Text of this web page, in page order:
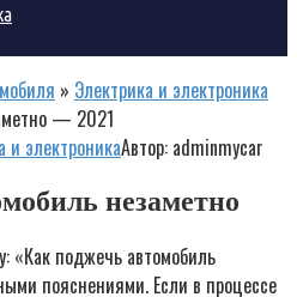
» Электрика и электроника
— 2021
и электроникаАвтор: adminmycar
незаметно
«Как поджечь автомобиль
пояснениями. Если в процессе